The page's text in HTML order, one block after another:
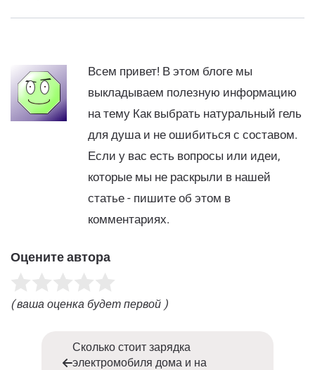
Всем привет! В этом блоге мы
выкладываем полезную информацию
на тему Как выбрать натуральный гель
для душа и не ошибиться с составом.
Если у вас есть вопросы или идеи,
которые мы не раскрыли в нашей
статье - пишите об этом в
комментариях.
Оцените автора
( ваша оценка будет первой )
Сколько стоит зарядка
электромобиля дома и на